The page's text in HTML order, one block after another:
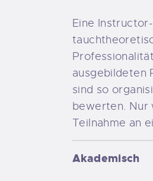
Eine
ausgebildeten
sind so
bewerten. Nur
Teilnahme an
Akademisch